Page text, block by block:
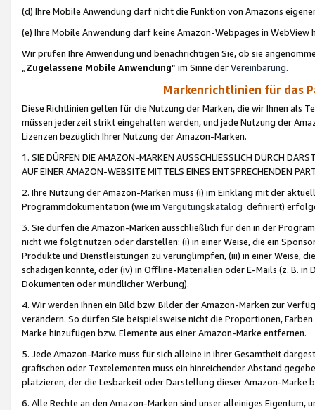
(d) Ihre Mobile Anwendung darf nicht die Funktion von Amazons
(e) Ihre Mobile Anwendung darf keine Amazon-Webpages in WebView
Wir prüfen Ihre Anwendung und benachrichtigen Sie, ob sie
„Zugelassene Mobile Anwendung“ im Sinne derVereinbarung.
Markenrichtlinien für das
Diese Richtlinien gelten für die Nutzung der Marken, die wir Ihnen als
müssen jederzeit strikt eingehalten werden, und jede Nutzung der
Lizenzen bezüglich Ihrer Nutzung der Amazon-Marken.
1. SIE DÜRFEN DIE AMAZON-MARKEN AUSSCHLIESSLICH DURCH
AUF EINER AMAZON-WEBSITE MITTELS EINES ENTSPRECHENDEN
2. Ihre Nutzung der Amazon-Marken muss (i) im Einklang mit der
Programmdokumentation (wie im Vergütungskatalog definiert)
3. Sie dürfen die Amazon-Marken ausschließlich für den in der
nicht wie folgt nutzen oder darstellen: (i) in einer Weise, die ein
Produkte und Dienstleistungen zu verunglimpfen, (iii) in einer Weise,
schädigen könnte, oder (iv) in Offline-Materialien oder E-Mails (z. B. in
Dokumenten oder mündlicher Werbung).
4. Wir werden Ihnen ein Bild bzw. Bilder der Amazon-Marken zur
verändern. So dürfen Sie beispielsweise nicht die Proportionen,
Marke hinzufügen bzw. Elemente aus einer Amazon-Marke entfernen.
5. Jede Amazon-Marke muss für sich alleine in ihrer Gesamtheit
grafischen oder Textelementen muss ein hinreichender Abstand
platzieren, der die Lesbarkeit oder Darstellung dieser Amazon-Marke
6. Alle Rechte an den Amazon-Marken sind unser alleiniges